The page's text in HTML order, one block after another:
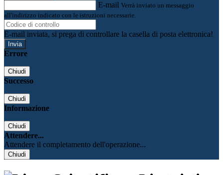
E-mail Verrà inviato un messaggio
all'indirizzo indicato con le istruzioni necessarie.
E-mail inviata, si prega di controllare la casella di posta elettronica!
Errore
Chiudi
Successo
Chiudi
Informazione
Chiudi
Attendere...
Attendere il completamento dell'operazione...
Chiudi